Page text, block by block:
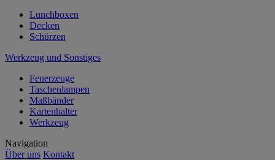
Lunchboxen
Decken
Schürzen
Werkzeug und Sonstiges
Feuerzeuge
Taschenlampen
Maßbänder
Kartenhalter
Werkzeug
Navigation
Über uns Kontakt